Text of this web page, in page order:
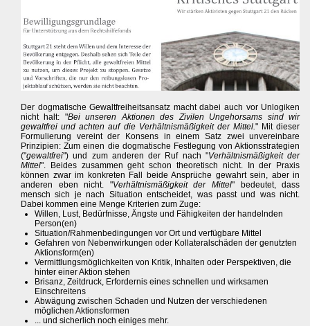
Der dogmatische Gewaltfreiheitsansatz macht dabei auch vor Unlogiken
nicht halt: "Bei unseren Aktionen des Zivilen Ungehorsams sind wir
gewaltfrei und achten auf die Verhältnismäßigkeit der Mittel. " Mit dieser
Formulierung vereint der Konsens in einem Satz zwei unvereinbare
Prinzipien: Zum einen die dogmatische Festlegung von Aktionsstrategien
("gewaltfrei") und zum anderen der Ruf nach "Verhältnismäßigkeit der
Mittel". Beides zusammen geht schon theoretisch nicht. In der Praxis
können zwar im konkreten Fall beide Ansprüche gewahrt sein, aber in
anderen eben nicht. "Verhältnismäßigkeit der Mittel" bedeutet, dass
mensch sich je nach Situation entscheidet, was passt und was nicht.
Dabei kommen eine Menge Kriterien zum Zuge:
Willen, Lust, Bedürfnisse, Ängste und Fähigkeiten der handelnden
Person(en)
Situation/Rahmenbedingungen vor Ort und verfügbare Mittel
Gefahren von Nebenwirkungen oder Kollateralschäden der genutzten
Aktionsform(en)
Vermittlungsmöglichkeiten von Kritik, Inhalten oder Perspektiven, die
hinter einer Aktion stehen
Brisanz, Zeitdruck, Erfordernis eines schnellen und wirksamen
Einschreitens
Abwägung zwischen Schaden und Nutzen der verschiedenen
möglichen Aktionsformen
... und sicherlich noch einiges mehr.